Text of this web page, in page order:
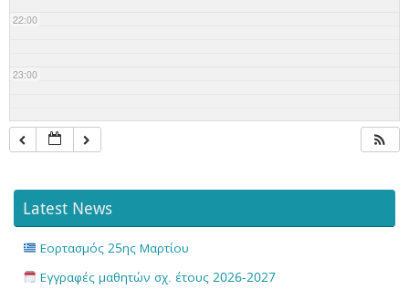
22:00
23:00
Latest News
Εορτασμός 25ης Μαρτίου
Εγγραφές μαθητών σχ. έτους 2026-2027